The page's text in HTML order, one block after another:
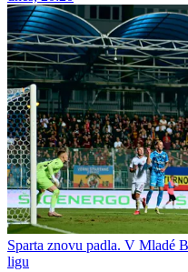
Sparta znovu padla. V Mladé
ligu